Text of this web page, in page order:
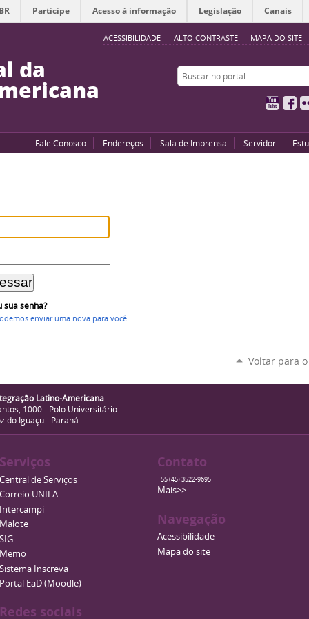
ACESSIBILIDADE ALTO CONTRASTE MAPA DO SITE
Participe Acesso à informação Legislação Canais
da Buscar no portal
Fale Conosco Endereços Sala de Imprensa Servidor
sua senha?
enviar uma nova para você.
Voltar para
Latino-Americana
1000 - Polo Universitário
do Iguaçu - Paraná
Serviços
Central de Serviços
Correio UNILA
Intercampi
Malote
SIG
Memo
Sistema Inscreva
Portal EaD (Moodle)
Redes sociais
Contato
+55 (45) 3522-9695
Mais>>
Navegação
Acessibilidade
Mapa do site